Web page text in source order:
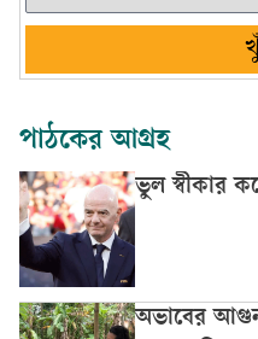
পাঠকের আগ্রহ
ভুল স্বীকার
অভাবের